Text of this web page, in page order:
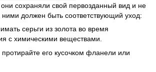
сохраняли свой первозданный вид и не
ними должен быть соответствующий уход:
серьги из золота во время
с химическими веществами.
его кусочком фланели или